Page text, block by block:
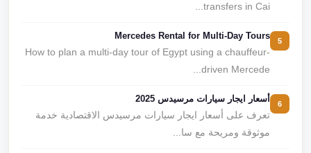
transfers in Cai...
Mercedes Rental for Multi-Day Tours
How to plan a multi-day tour of Egypt using a chauffeur-
driven Mercede...
أسعار ايجار سيارات مرسيدس 2025
تعرف على أسعار ايجار سيارات مرسيدس الاقتصادية خدمة
موثوقة ومريحة مع سا...